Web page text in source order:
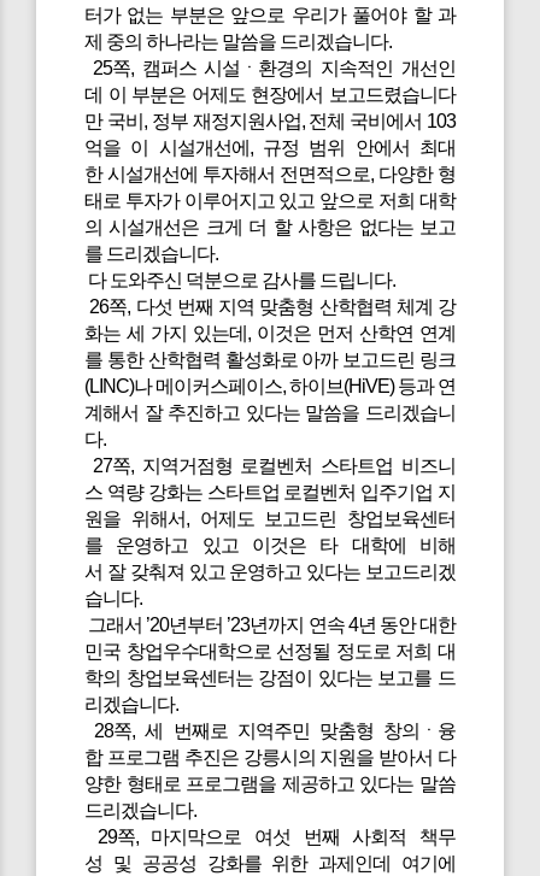
터가 없는 부분은 앞으로 우리가 풀어야 할 과
제 중의 하나라는 말씀을 드리겠습니다.
25쪽, 캠퍼스 시설ㆍ환경의 지속적인 개선인
데 이 부분은 어제도 현장에서 보고드렸습니다
만 국비, 정부 재정지원사업, 전체 국비에서 103
억을 이 시설개선에, 규정 범위 안에서 최대
한 시설개선에 투자해서 전면적으로, 다양한 형
태로 투자가 이루어지고 있고 앞으로 저희 대학
의 시설개선은 크게 더 할 사항은 없다는 보고
를 드리겠습니다.
다 도와주신 덕분으로 감사를 드립니다.
26쪽, 다섯 번째 지역 맞춤형 산학협력 체계 강
화는 세 가지 있는데, 이것은 먼저 산학연 연계
를 통한 산학협력 활성화로 아까 보고드린 링크
(LINC)나 메이커스페이스, 하이브(HiVE) 등과 연
계해서 잘 추진하고 있다는 말씀을 드리겠습니
다.
27쪽, 지역거점형 로컬벤처 스타트업 비즈니
스 역량 강화는 스타트업 로컬벤처 입주기업 지
원을 위해서, 어제도 보고드린 창업보육센터
를 운영하고 있고 이것은 타 대학에 비해
서 잘 갖춰져 있고 운영하고 있다는 보고드리겠
습니다.
그래서 ’20년부터 ’23년까지 연속 4년 동안 대한
민국 창업우수대학으로 선정될 정도로 저희 대
학의 창업보육센터는 강점이 있다는 보고를 드
리겠습니다.
28쪽, 세 번째로 지역주민 맞춤형 창의ㆍ융
합 프로그램 추진은 강릉시의 지원을 받아서 다
양한 형태로 프로그램을 제공하고 있다는 말씀
드리겠습니다.
29쪽, 마지막으로 여섯 번째 사회적 책무
성 및 공공성 강화를 위한 과제인데 여기에